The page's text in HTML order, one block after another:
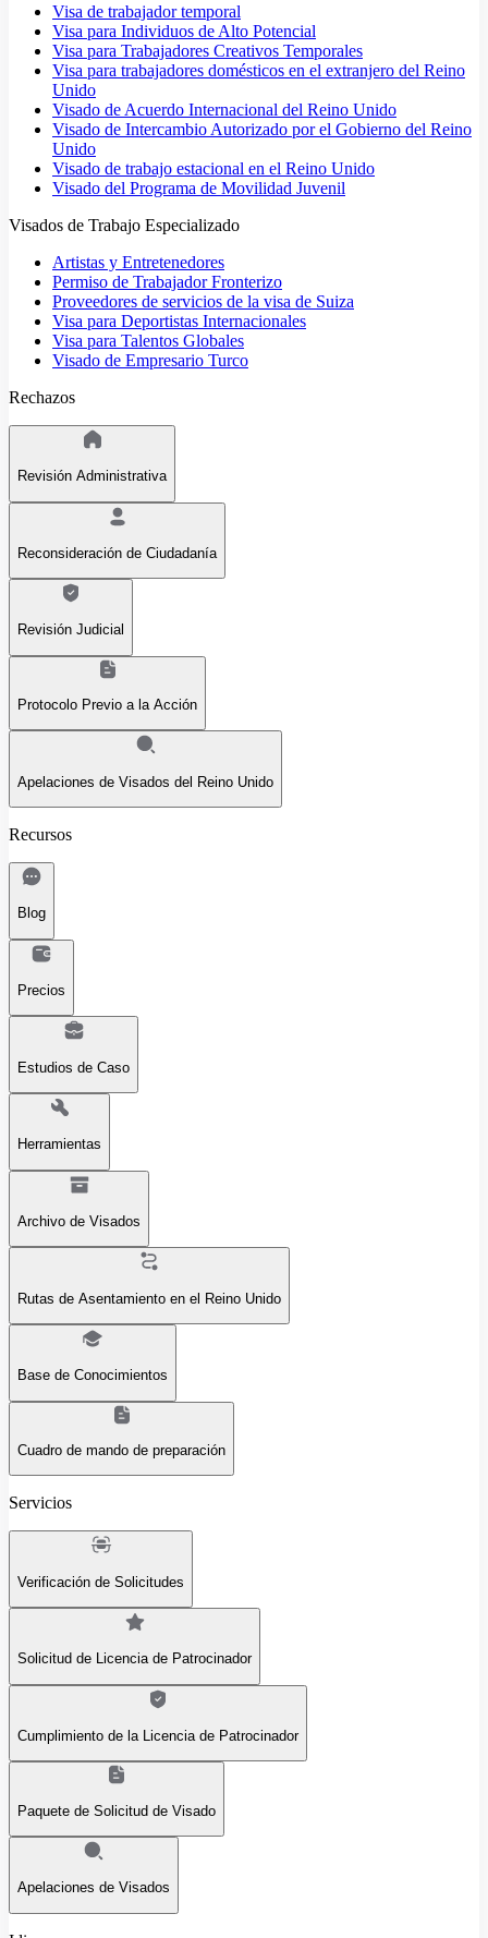
Visa de trabajador temporal
Visa para Individuos de Alto Potencial
Visa para Trabajadores Creativos Temporales
Visa para trabajadores domésticos en el extranjero del Reino
Unido
Visado de Acuerdo Internacional del Reino Unido
Visado de Intercambio Autorizado por el Gobierno del Reino
Unido
Visado de trabajo estacional en el Reino Unido
Visado del Programa de Movilidad Juvenil
Visados de Trabajo Especializado
Artistas y Entretenedores
Permiso de Trabajador Fronterizo
Proveedores de servicios de la visa de Suiza
Visa para Deportistas Internacionales
Visa para Talentos Globales
Visado de Empresario Turco
Rechazos
Revisión Administrativa
Reconsideración de Ciudadanía
Revisión Judicial
Protocolo Previo a la Acción
Apelaciones de Visados del Reino Unido
Recursos
Blog
Precios
Estudios de Caso
Herramientas
Archivo de Visados
Rutas de Asentamiento en el Reino Unido
Base de Conocimientos
Cuadro de mando de preparación
Servicios
Verificación de Solicitudes
Solicitud de Licencia de Patrocinador
Cumplimiento de la Licencia de Patrocinador
Paquete de Solicitud de Visado
Apelaciones de Visados